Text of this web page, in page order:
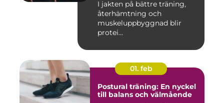
I jakten på bättre träning,
återhämtning och
muskeluppbyggnad blir
protei...
01. feb
Postural träning: En nyckel
till balans och välmående